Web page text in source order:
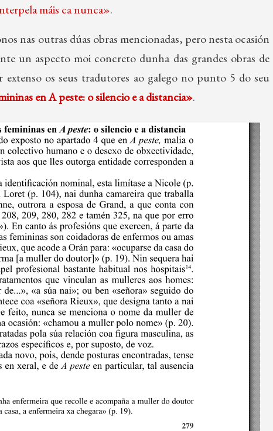
máis ca nunca».
nas outras dúas obras mencionadas, pero nesta ocasión
un aspecto moi concreto dunha das grandes obras de
os seus tradutores ao galego no punto 5 do seu
en A peste: o silencio e a distancia».